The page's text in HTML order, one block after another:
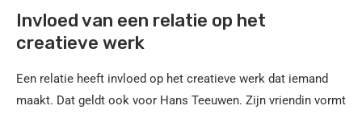
Invloed van een relatie op het
creatieve werk
Een relatie heeft invloed op het creatieve werk dat iemand
maakt. Dat geldt ook voor Hans Teeuwen. Zijn vriendin vormt